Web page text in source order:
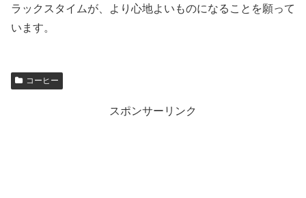
ラックスタイムが、より心地よいものになることを願って
います。
コーヒー
スポンサーリンク